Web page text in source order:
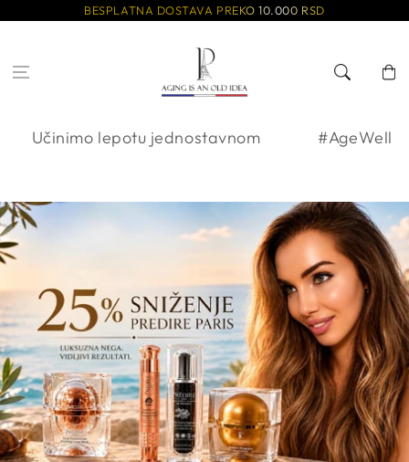
BESPLATNA DOSTAVA PREKO 10.000 RSD
Korpa
lepotu jednostavnom #AgeWell